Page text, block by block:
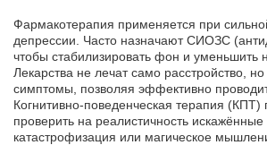
Фармакотерапия применяется при
депрессии. Часто назначают СИОЗС
чтобы стабилизировать фон и уменьшить
Лекарства не лечат само расстройство,
симптомы, позволяя эффективно
Когнитивно-поведенческая терапия (КПТ)
проверить на реалистичность
катастрофизация или магическое